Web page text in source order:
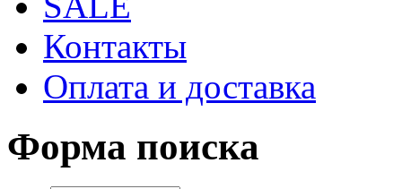
Контакты
Оплата и доставка
Форма поиска